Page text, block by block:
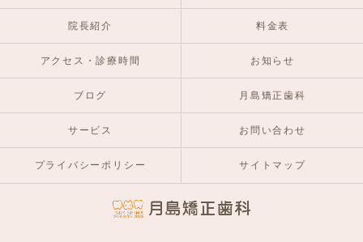
院長紹介 料金表
アクセス・診療時間 お知らせ
ブログ 月島矯正歯科
サービス お問い合わせ
プライバシーポリシー サイトマップ